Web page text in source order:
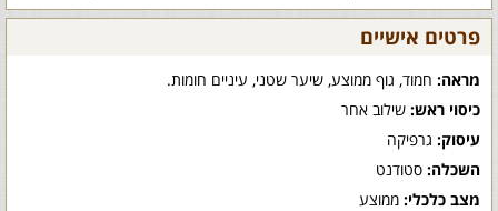
פרטים אישיים
מראה: חמוד, גוף ממוצע, שיער שטני, עיניים חומות.
כיסוי ראש: שילוב אחר
עיסוק: גרפיקה
השכלה: סטודנט
מצב כלכלי: ממוצע